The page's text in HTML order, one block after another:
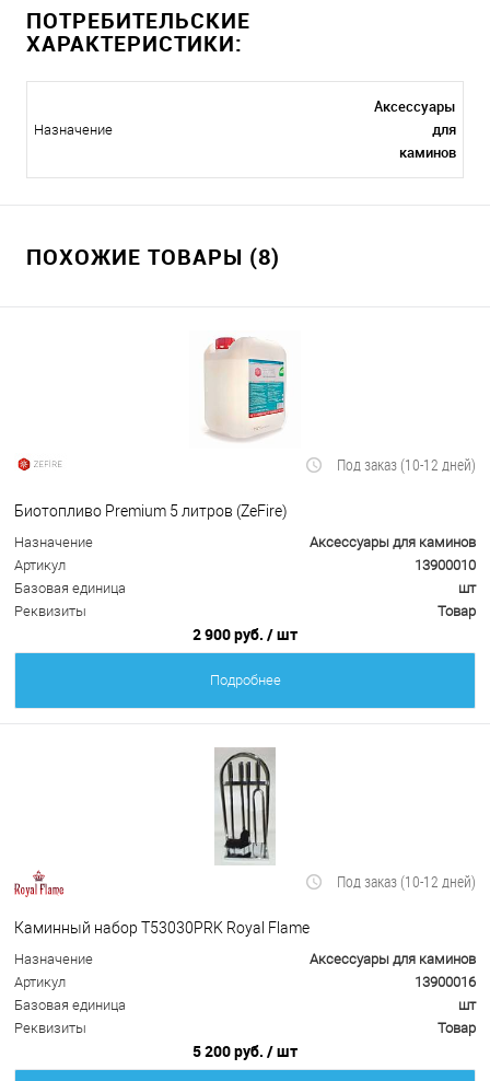
ПОТРЕБИТЕЛЬСКИЕ
ХАРАКТЕРИСТИКИ:
Назначение
Аксессуары
для
каминов
ПОХОЖИЕ ТОВАРЫ (8)
Под заказ (10-12 дней)
Биотопливо Premium 5 литров (ZeFire)
Назначение
Аксессуары для каминов
Артикул
13900010
Базовая единица
шт
Реквизиты
Товар
2 900 руб. / шт
Подробнее
Под заказ (10-12 дней)
Каминный набор Т53030PRK Royal Flame
Назначение
Аксессуары для каминов
Артикул
13900016
Базовая единица
шт
Реквизиты
Товар
5 200 руб. / шт